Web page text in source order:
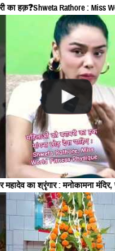
का हक़❓Shweta Rathore : Miss
महादेव का श्रृंगार : मनोकामना